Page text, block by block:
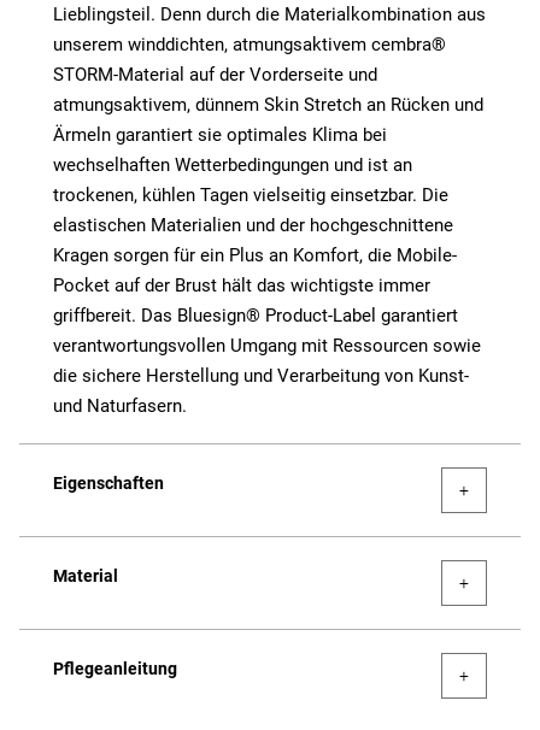
Lieblingsteil. Denn durch die Materialkombination aus
unserem winddichten, atmungsaktivem cembra®
STORM-Material auf der Vorderseite und
atmungsaktivem, dünnem Skin Stretch an Rücken und
Ärmeln garantiert sie optimales Klima bei
wechselhaften Wetterbedingungen und ist an
trockenen, kühlen Tagen vielseitig einsetzbar. Die
elastischen Materialien und der hochgeschnittene
Kragen sorgen für ein Plus an Komfort, die Mobile-
Pocket auf der Brust hält das wichtigste immer
griffbereit. Das Bluesign® Product-Label garantiert
verantwortungsvollen Umgang mit Ressourcen sowie
die sichere Herstellung und Verarbeitung von Kunst-
und Naturfasern.
Eigenschaften
Material
Pflegeanleitung